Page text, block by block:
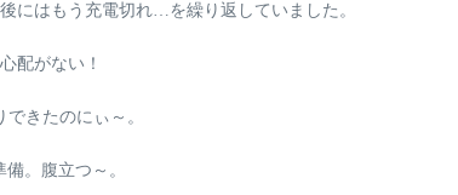
にはもう充電切れ…を繰り返していました。
配がない！
きたのにぃ～。
。腹立つ～。